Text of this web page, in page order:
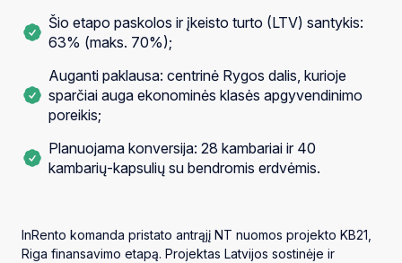
Šio etapo paskolos ir įkeisto turto (LTV) santykis:
63% (maks. 70%);
Auganti paklausa: centrinė Rygos dalis, kurioje
sparčiai auga ekonominės klasės apgyvendinimo
poreikis;
Planuojama konversija: 28 kambariai ir 40
kambarių-kapsulių su bendromis erdvėmis.
InRento komanda pristato antrąjį NT nuomos projekto KB21,
Riga finansavimo etapą. Projektas Latvijos sostinėje ir